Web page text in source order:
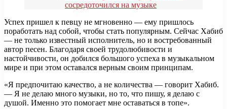
сосредоточился на музыке
Успех пришел к певцу не мгновенно — ему пришлось
поработать над собой, чтобы стать популярным. Сейчас Хабиб
— не только известный исполнитель, но и востребованный
автор песен. Благодаря своей трудолюбивости и
настойчивости, он добился большого успеха в музыкальном
мире и при этом оставался верным своим принципам.
«Я предпочитаю качество, а не количества — говорит Хабиб.
— Я не делаю много музыки, но то, что пишу, я делаю с
душой. Именно это помогает мне оставаться в топе».